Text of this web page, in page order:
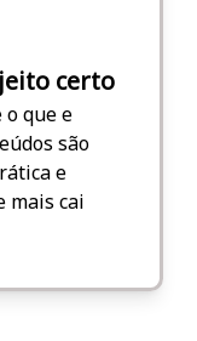
certo
o que e
são
e
mais cai